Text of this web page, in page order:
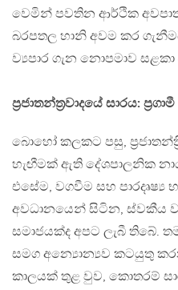
වෙමින් පවතින ආර්ථික
බරපතල හානි අවම කර
ව්‍යපාර ගැන නොපමාව
ප‍්‍රජාතන්ත‍්‍රවාදයේ සාරය:
බොහෝ කලකට පසු,
හැඟීමක් ඇති දේශපාලනික
එසේම, වගවීම සහ පාරදෘෂ්‍ය
අවධානයෙන් සිටින, ස්වකීය
සමාජයක්ද අපට ලැබී තිබේ.
සමග අන්‍යොන්‍යව කටයුතු
කාලයක් තුළ වුව, කොතරම්